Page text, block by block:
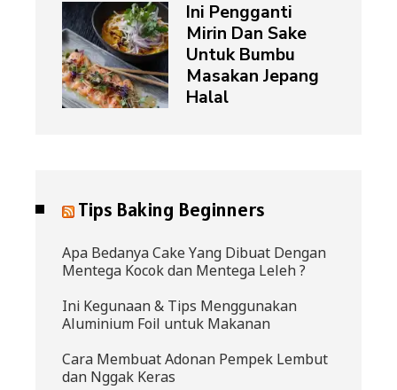
Ini Pengganti
Mirin Dan Sake
Untuk Bumbu
Masakan Jepang
Halal
Tips Baking Beginners
Apa Bedanya Cake Yang Dibuat Dengan
Mentega Kocok dan Mentega Leleh ?
Ini Kegunaan & Tips Menggunakan
Aluminium Foil untuk Makanan
Cara Membuat Adonan Pempek Lembut
dan Nggak Keras